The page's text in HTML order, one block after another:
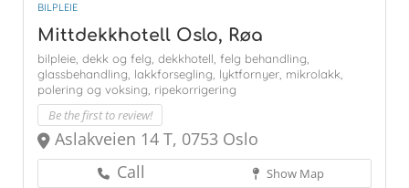
BILPLEIE
Mittdekkhotell Oslo, Røa
bilpleie, dekk og felg, dekkhotell, felg behandling,
glassbehandling, lakkforsegling, lyktfornyer, mikrolakk,
polering og voksing, ripekorrigering
Be the first to review!
Aslakveien 14 T, 0753 Oslo
Call
Show Map